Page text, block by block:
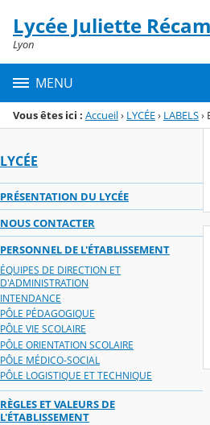
Menu de la rubrique
Contenu
Lycée Juliette
Lyon
MENU
Vous êtes ici : Accueil› LYCÉE› LABELS›
LYCÉE
PRÉSENTATION DU LYCÉE
NOUS CONTACTER
PERSONNEL DE L'ÉTABLISSEMENT
ÉQUIPES DE DIRECTION ET
D'ADMINISTRATION
INTENDANCE
PÔLE PÉDAGOGIQUE
PÔLE VIE SCOLAIRE
PÔLE ORIENTATION SCOLAIRE
PÔLE MÉDICO-SOCIAL
PÔLE LOGISTIQUE ET TECHNIQUE
RÈGLES ET VALEURS DE
L'ÉTABLISSEMENT